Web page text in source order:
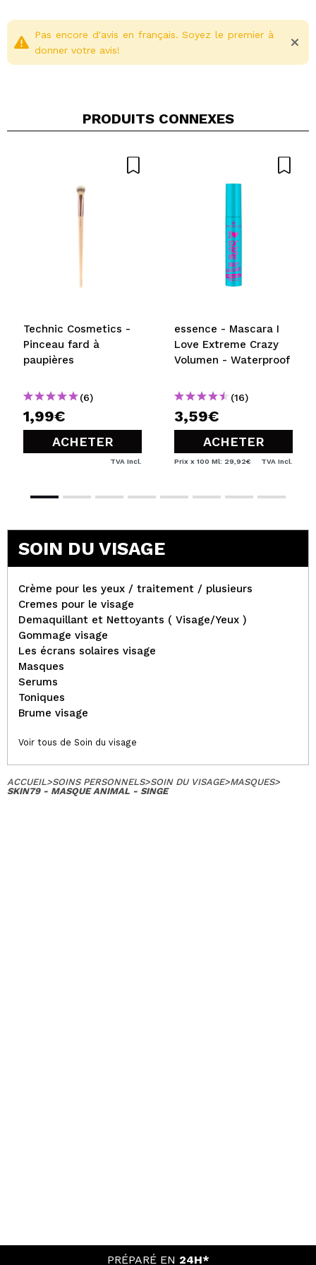
Votre vidéo pourrait être la première. Imaginez...
Oui
Pas encore d'avis en français. Soyez le premier à
donner votre avis!
PRODUITS CONNEXES
Technic Cosmetics -
Pinceau fard à
paupières
(6)
1,99€
ACHETER
TVA Incl.
essence - Mascara I
Love Extreme Crazy
Volumen - Waterproof
(16)
3,59€
ACHETER
Prix x 100 Ml: 29,92€ TVA Incl.
SOIN DU VISAGE
Crème pour les yeux / traitement / plusieurs
Cremes pour le visage
Demaquillant et Nettoyants ( Visage/Yeux )
Gommage visage
Les écrans solaires visage
Masques
Serums
Toniques
Brume visage
Voir tous de Soin du visage
ACCUEIL>SOINS PERSONNELS>SOIN DU VISAGE>MASQUES>
SKIN79 - MASQUE ANIMAL - SINGE
PRÉPARÉ EN 24H*